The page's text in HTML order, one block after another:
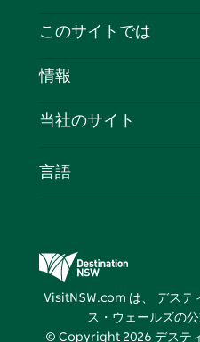
ス
ッ
タ
お問い合わせ
クッキーに関する通知
このサイトでは
目的地
イベント
情報
旅行情報
NSWでのビジネス
当社のサイト
デスティネーション・
ズメディアセンター
ビビッド・シドニー
言語
VisitNSW.com は、 デステ
ス・ウェールズの
© Copyright 2026 デステ